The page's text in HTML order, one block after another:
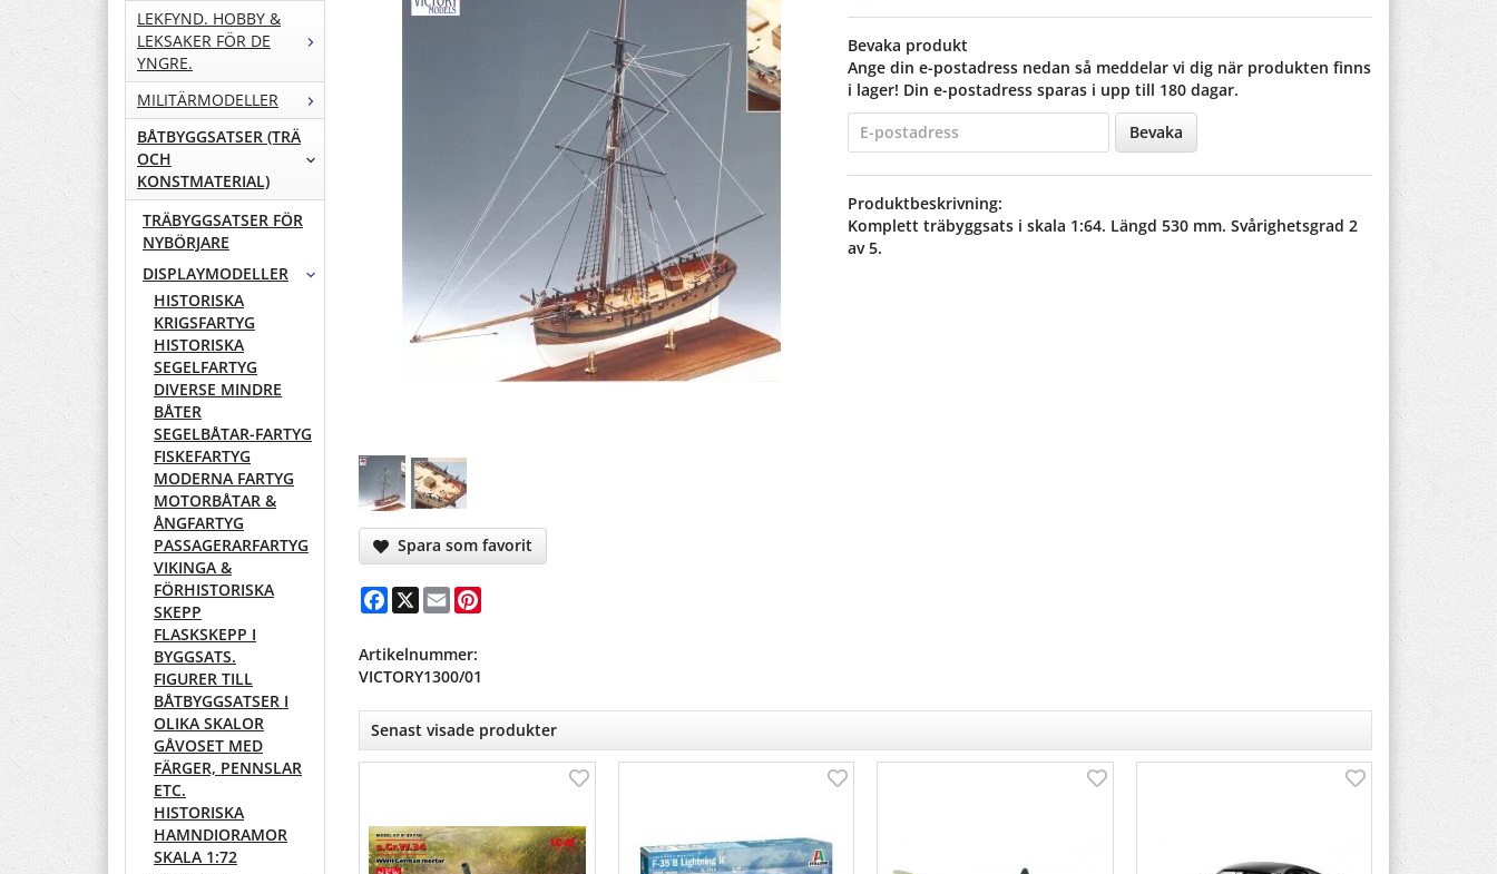
LEKFYND. HOBBY &
LEKSAKER FÖR DE
YNGRE.
MILITÄRMODELLER
BÅTBYGGSATSER (TRÄ
OCH
KONSTMATERIAL)
TRÄBYGGSATSER FÖR
NYBÖRJARE
DISPLAYMODELLER
HISTORISKA
KRIGSFARTYG
HISTORISKA
SEGELFARTYG
DIVERSE MINDRE
BÅTER
SEGELBÅTAR-FARTYG
FISKEFARTYG
MODERNA FARTYG
MOTORBÅTAR &
ÅNGFARTYG
PASSAGERARFARTYG
VIKINGA &
FÖRHISTORISKA
SKEPP
FLASKSKEPP I
BYGGSATS.
FIGURER TILL
BÅTBYGGSATSER I
OLIKA SKALOR
GÅVOSET MED
FÄRGER, PENNSLAR
ETC.
HISTORISKA
HAMNDIORAMOR
SKALA 1:72
Bevaka produkt
Ange din e-postadress nedan så meddelar vi dig när produkten finns
i lager! Din e-postadress sparas i upp till 180 dagar.
Bevaka
Produktbeskrivning:
Komplett träbyggsats i skala 1:64. Längd 530 mm. Svårighetsgrad 2
av 5.
Spara som favorit
Facebook
X Email
Artikelnummer:
VICTORY1300/01
Senast visade produkter